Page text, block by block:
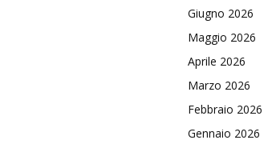
Giugno 2026
Maggio 2026
Aprile 2026
Marzo 2026
Febbraio 2026
Gennaio 2026